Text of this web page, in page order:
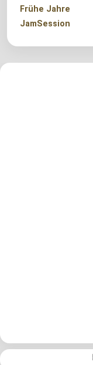
Frühe Jahre
JamSession